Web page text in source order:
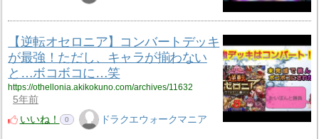
【逆転オセロニア】コンバートデッキ
が最強！ただし、キャラが揃わない
と…ボコボコに…笑
https://othellonia.akikokuno.com/archives/11632
5年前
いいね！
0 ドラクエウォークマニア